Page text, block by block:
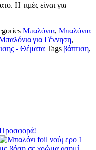
Η τιμές είναι για
Μπαλόνια, Μπαλόνια
για Γέννηση,
- Θέματα Tags βάπτιση,
Προσφορά!